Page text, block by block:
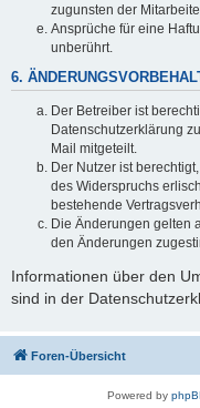
zugunsten der
Ansprüche für eine
unberührt.
6.
Der Betreiber ist
Datenschutzerklärung
Mail mitgeteilt.
Der Nutzer ist
des Widerspruchs
bestehende
Die Änderungen gelten
den Änderungen
Informationen über den
sind in der
Foren-Übersicht
Powered by